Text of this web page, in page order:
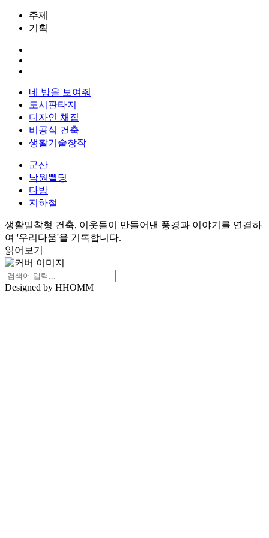
주제
기획
네 방을 보여줘
도시판타지
디자인 채집
비공식 건축
생활기술창작
군산
낙원쁼딩
다방
지하철
생활밀착형 건축, 이웃들이 만들어낸 풍경과 이야기를 연결하
여 '우리다움'을 기록합니다.
읽어보기
Designed by HHOMM